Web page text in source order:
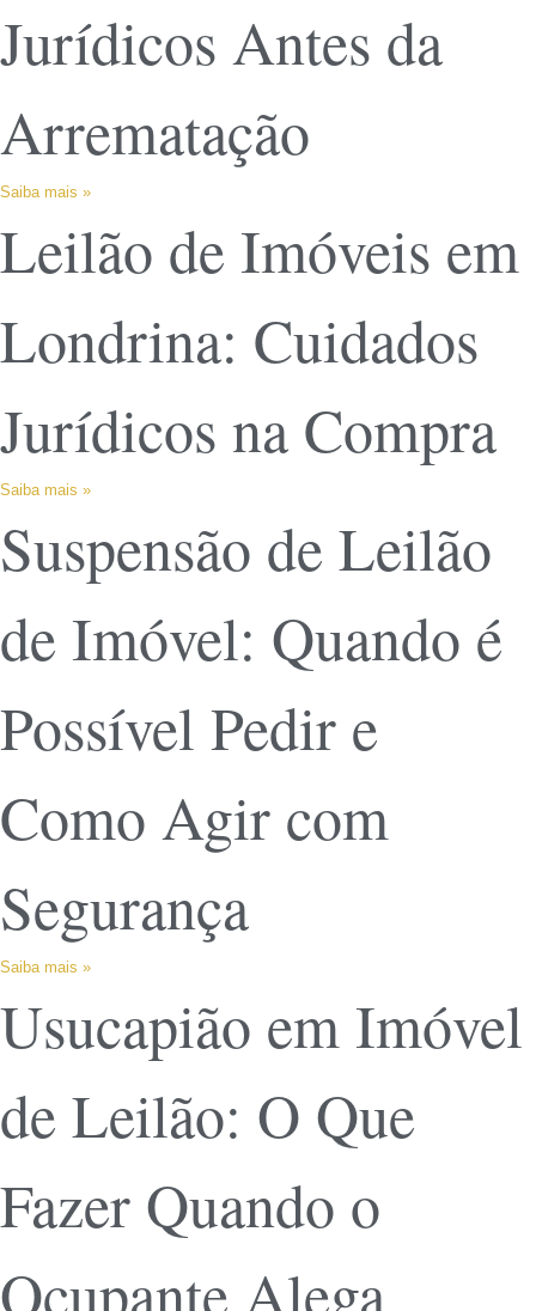
Jurídicos Antes da
Arrematação
Saiba mais »
Leilão de Imóveis em
Londrina: Cuidados
Jurídicos na Compra
Saiba mais »
Suspensão de Leilão
de Imóvel: Quando é
Possível Pedir e
Como Agir com
Segurança
Saiba mais »
Usucapião em Imóvel
de Leilão: O Que
Fazer Quando o
Ocupante Alega